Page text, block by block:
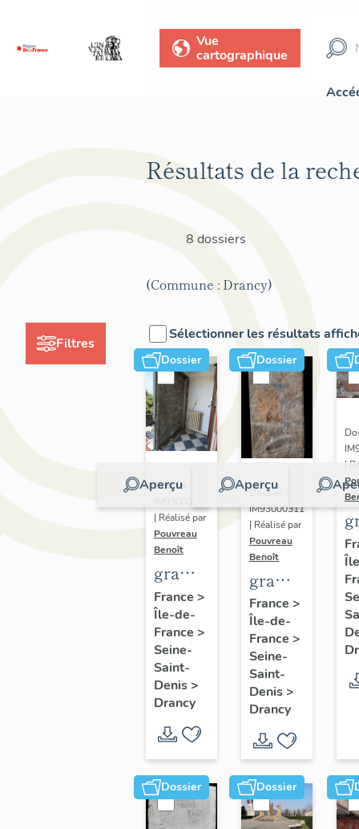
Vue
cartographique
Filtres
Résultats de la
8 dossiers
(Commune : Drancy)
Sélectionner les résultats
Dossier
Aperçu
Dossier
| Réalisé par
Pouvreau
Benoît
graffiti
de
chambrée
sur
revers
de
façade
France >
Île-de-
France >
Seine-
Saint-
Denis>
Drancy
Dossier
Aperçu
Dossier
IM93000311
| Réalisé par
Pouvreau
Benoît
graffiti
sur
conduit
de
cheminée
France >
Île-de-
France >
Seine-
Saint-
Denis>
Drancy
|
et
Dossier Dossier